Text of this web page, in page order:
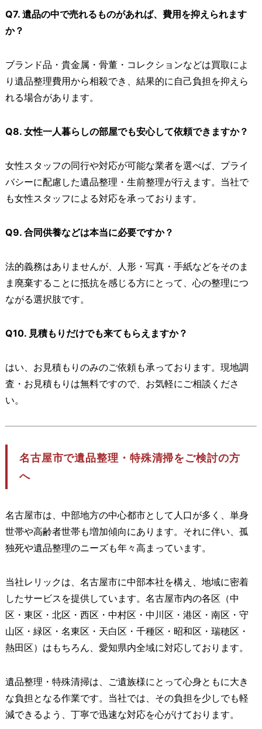
Q7. 遺品の中で売れるものがあれば、費用を抑えられます
か？
ブランド品・貴金属・骨董・コレクションなどは買取によ
り遺品整理費用から相殺でき、結果的に自己負担を抑えら
れる場合があります。
Q8. 女性一人暮らしの部屋でも安心して依頼できますか？
女性スタッフの同行や対応が可能な業者を選べば、プライ
バシーに配慮した遺品整理・生前整理が行えます。当社で
も女性スタッフによる対応を承っております。
Q9. 合同供養などは本当に必要ですか？
法的義務はありませんが、人形・写真・手紙などをそのま
ま廃棄することに抵抗を感じる方にとって、心の整理につ
ながる選択肢です。
Q10. 見積もりだけでも来てもらえますか？
はい、お見積もりのみのご依頼も承っております。現地調
査・お見積もりは無料ですので、お気軽にご相談くださ
い。
名古屋市で遺品整理・特殊清掃をご検討の方
へ
名古屋市は、中部地方の中心都市として人口が多く、単身
世帯や高齢者世帯も増加傾向にあります。それに伴い、孤
独死や遺品整理のニーズも年々高まっています。
当社レリックは、名古屋市に中部本社を構え、地域に密着
したサービスを提供しています。名古屋市内の各区（中
区・東区・北区・西区・中村区・中川区・港区・南区・守
山区・緑区・名東区・天白区・千種区・昭和区・瑞穂区・
熱田区）はもちろん、愛知県内全域に対応しております。
遺品整理・特殊清掃は、ご遺族様にとって心身ともに大き
な負担となる作業です。当社では、その負担を少しでも軽
減できるよう、丁寧で迅速な対応を心がけております。